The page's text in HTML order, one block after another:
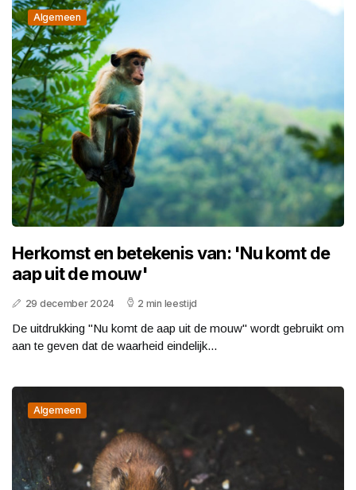
Algemeen
Herkomst en betekenis van: 'Nu komt de
aap uit de mouw'
29 december 2024 2 min leestijd
De uitdrukking "Nu komt de aap uit de mouw" wordt gebruikt om
aan te geven dat de waarheid eindelijk...
Algemeen